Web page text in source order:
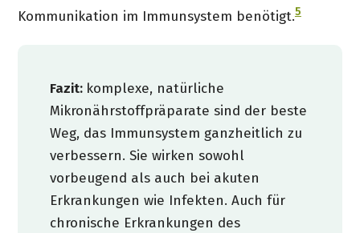
Kommunikation im Immunsystem benötigt.5
Fazit: komplexe, natürliche
Mikronährstoffpräparate sind der beste
Weg, das Immunsystem ganzheitlich zu
verbessern. Sie wirken sowohl
vorbeugend als auch bei akuten
Erkrankungen wie Infekten. Auch für
chronische Erkrankungen des